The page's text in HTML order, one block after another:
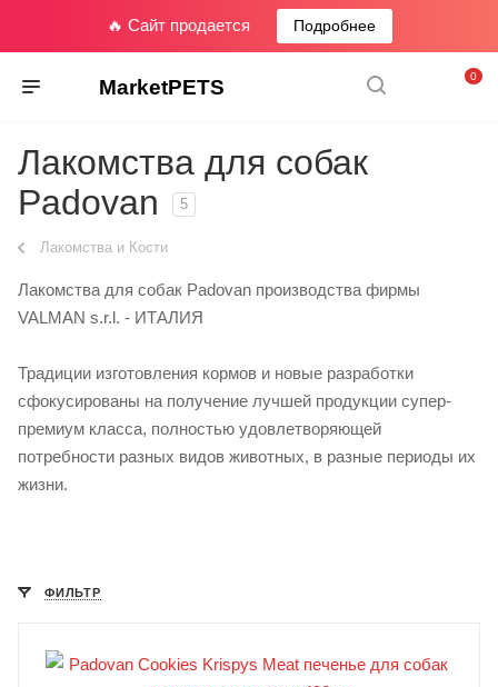
🔥 Сайт продается Подробнее
MarketPETS 0
Лакомства для собак
Padovan
5
Лакомства и Кости
Лакомства для собак Padovan производства фирмы
VALMAN s.r.l. - ИТАЛИЯ
Традиции изготовления кормов и новые разработки
сфокусированы на получение лучшей продукции супер-
премиум класса, полностью удовлетворяющей
потребности разных видов животных, в разные периоды их
жизни.
ФИЛЬТР